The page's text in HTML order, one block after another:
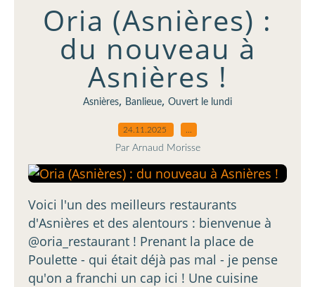
Oria (Asnières) :
du nouveau à
Asnières !
Asnières, Banlieue, Ouvert le lundi
24.11.2025
Par Arnaud Morisse
Voici l'un des meilleurs restaurants
d'Asnières et des alentours : bienvenue à
@oria_restaurant ! Prenant la place de
Poulette - qui était déjà pas mal - je pense
qu'on a franchi un cap ici ! Une cuisine